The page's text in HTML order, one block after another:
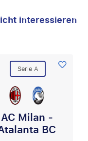
interessieren
Serie A
AC Milan -
BC